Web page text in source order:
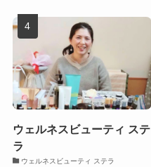
ウェルネスビューティ ステ
ラ
ウェルネスビューティ ステラ